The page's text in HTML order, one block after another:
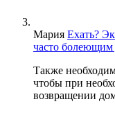
Мария Ехать?
часто болеющим
Также
чтобы при
возвращении